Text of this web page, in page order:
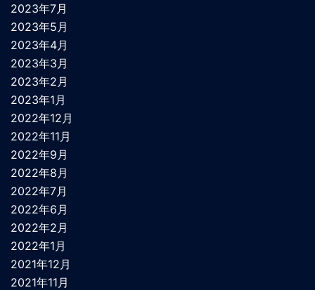
2023年7月
2023年5月
2023年4月
2023年3月
2023年2月
2023年1月
2022年12月
2022年11月
2022年9月
2022年8月
2022年7月
2022年6月
2022年2月
2022年1月
2021年12月
2021年11月